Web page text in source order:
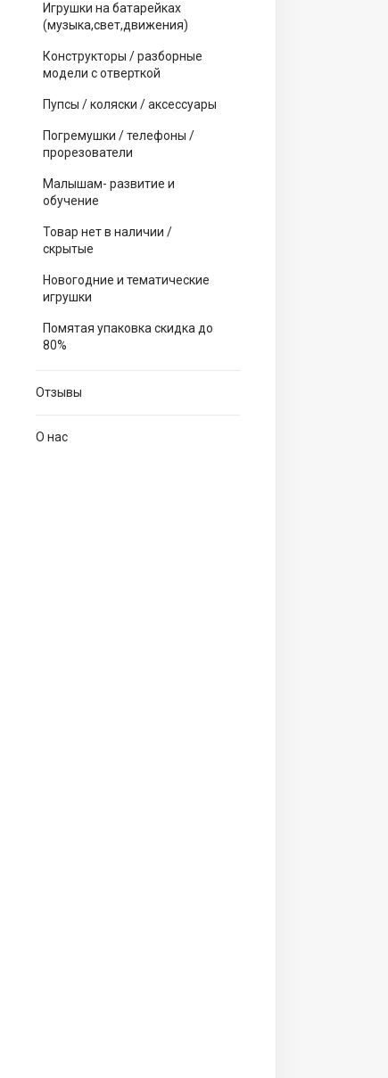
Игрушки на батарейках
(музыка,свет,движения)
Конструкторы / разборные
модели с отверткой
Пупсы / коляски / аксессуары
Погремушки / телефоны /
прорезователи
Малышам- развитие и
обучение
Товар нет в наличии /
скрытые
Новогодние и тематические
игрушки
Помятая упаковка скидка до
80%
Отзывы
О нас